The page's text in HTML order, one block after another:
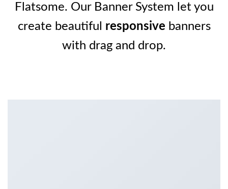
Flatsome. Our Banner System let you
create beautiful responsive banners
with drag and drop.